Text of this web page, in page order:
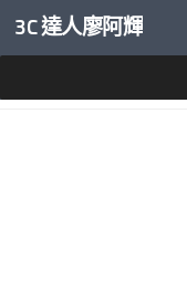
內文下方
3C 達人廖阿輝